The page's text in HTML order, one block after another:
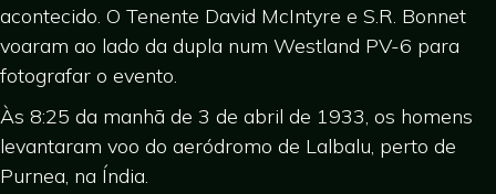
acontecido. O Tenente David McIntyre e S.R. Bonnet
voaram ao lado da dupla num Westland PV-6 para
fotografar o evento.
Às 8:25 da manhã de 3 de abril de 1933, os homens
levantaram voo do aeródromo de Lalbalu, perto de
Purnea, na Índia.